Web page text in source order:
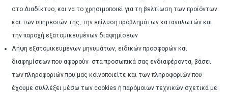
στο Διαδίκτυο, και να το χρησιμοποιεί για τη βελτίωση των προϊόντων
και των υπηρεσιών της, την επίλυση προβλημάτων καταναλωτών και
την παροχή εξατομικευμένων διαφημίσεων
Λήψη εξατομικευμένων μηνυμάτων, ειδικών προσφορών και
διαφημίσεων που αφορούν στα προσωπικά σας ενδιαφέροντα, βάσει
των πληροφοριών που μας κοινοποιείτε και των πληροφοριών που
έχουμε συλλέξει μέσω των cookies ή παρόμοιων τεχνικών σχετικά με